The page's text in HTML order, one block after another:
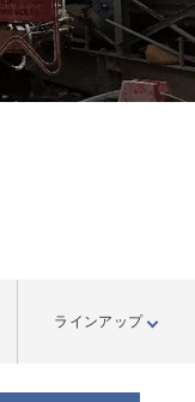
ラインアップ